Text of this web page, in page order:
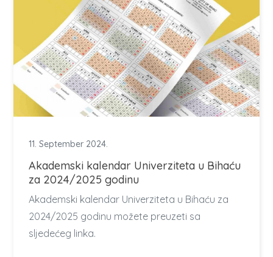
11. September 2024.
Akademski kalendar Univerziteta u Bihaću
za 2024/2025 godinu
Akademski kalendar Univerziteta u Bihaću za
2024/2025 godinu možete preuzeti sa
sljedećeg linka.